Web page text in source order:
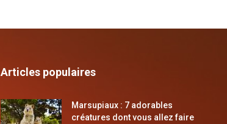
Articles populaires
Marsupiaux : 7 adorables
créatures dont vous allez faire